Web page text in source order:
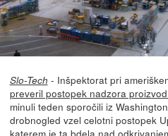
Slo-Tech - Inšpektorat pri
preveril postopek nadzora
minuli teden sporočili iz
drobnogled vzel celotni postopek
katerem je ta bdela nad